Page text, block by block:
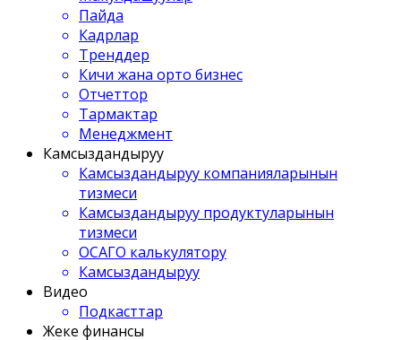
Пайда
Кадрлар
Тренддер
Кичи жана орто бизнес
Отчеттор
Тармактар
Менеджмент
Камсыздандыруу
Камсыздандыруу компанияларынын
тизмеси
Камсыздандыруу продуктуларынын
тизмеси
ОСАГО калькулятору
Камсыздандыруу
Видео
Подкасттар
Жеке финансы